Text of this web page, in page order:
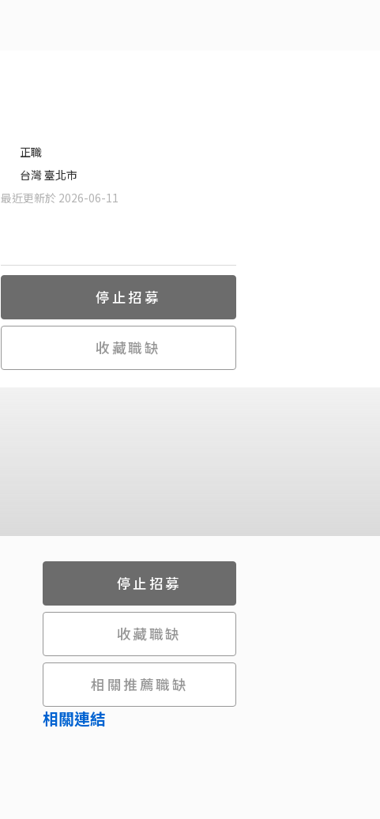
正職
台灣 臺北市
最近更新於 2026-06-11
停止招募
收藏職缺
停止招募
收藏職缺
相關推薦職缺
相關連結